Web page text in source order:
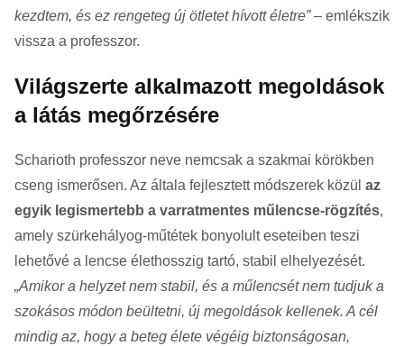
kezdtem, és ez rengeteg új ötletet hívott életre”– emlékszik
vissza a professzor.
Világszerte alkalmazott megoldások
a látás megőrzésére
Scharioth professzor neve nemcsak a szakmai körökben
cseng ismerősen. Az általa fejlesztett módszerek közül az
egyik legismertebb a varratmentes műlencse-rögzítés,
amely szürkehályog-műtétek bonyolult eseteiben teszi
lehetővé a lencse élethosszig tartó, stabil elhelyezését.
„Amikor a helyzet nem stabil, és a műlencsét nem tudjuk a
szokásos módon beültetni, új megoldások kellenek. A cél
mindig az, hogy a beteg élete végéig biztonságosan,